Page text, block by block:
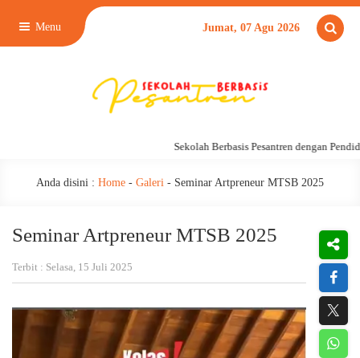
Menu Jumat, 07 Agu 2026
Sekolah Berbasis Pesantren dengan
Anda disini : Home - Galeri - Seminar Artpreneur MTSB 2025
Seminar Artpreneur MTSB 2025
Terbit : Selasa, 15 Juli 2025